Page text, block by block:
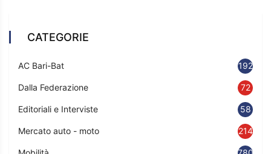
CATEGORIE
AC Bari-Bat 192
Dalla Federazione 72
Editoriali e Interviste 58
Mercato auto - moto 214